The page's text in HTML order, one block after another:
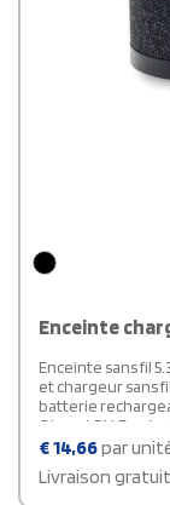
Enceinte
Enceinte sans fil
et chargeur sans
batterie
Ohm et 5 V.
€14,66par
Livraison